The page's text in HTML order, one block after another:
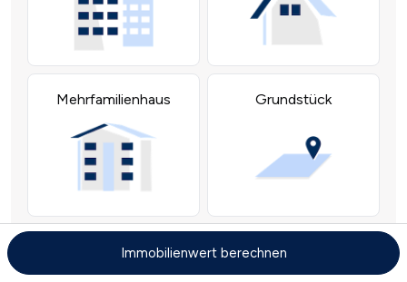
Immobilienwert berechnen